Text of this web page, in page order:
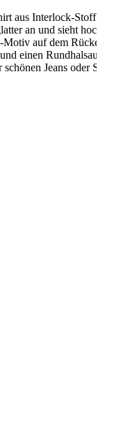
aus Interlock-Stoff.
an und sieht
Motiv auf dem Rücken,
einen
Jeans oder